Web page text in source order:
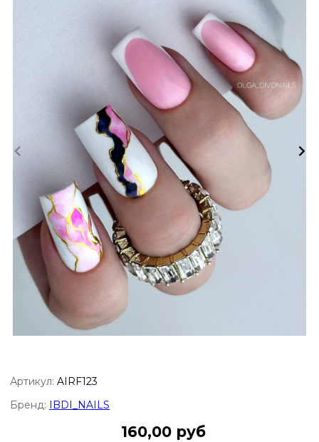
Артикул: AIRF123
Бренд: IBDI_NAILS
160,00 руб